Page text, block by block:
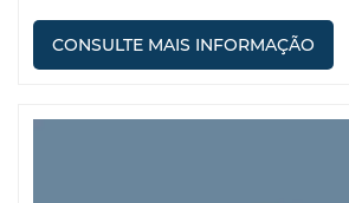
CONSULTE MAIS INFORMAÇÃO